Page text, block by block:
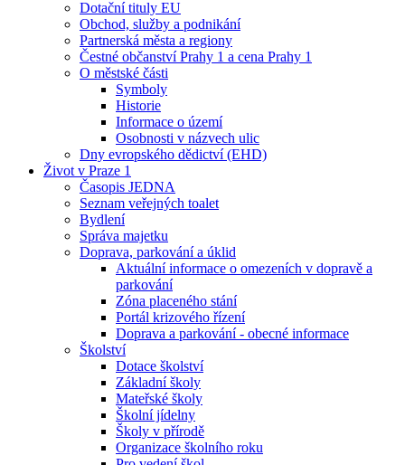
Dotační tituly EU
Obchod, služby a podnikání
Partnerská města a regiony
Čestné občanství Prahy 1 a cena Prahy 1
O městské části
Symboly
Historie
Informace o území
Osobnosti v názvech ulic
Dny evropského dědictví (EHD)
Život v Praze 1
Časopis JEDNA
Seznam veřejných toalet
Bydlení
Správa majetku
Doprava, parkování a úklid
Aktuální informace o omezeních v dopravě a
parkování
Zóna placeného stání
Portál krizového řízení
Doprava a parkování - obecné informace
Školství
Dotace školství
Základní školy
Mateřské školy
Školní jídelny
Školy v přírodě
Organizace školního roku